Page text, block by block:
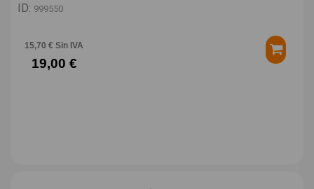
ID: 999550
15,70 € Sin IVA
19,00 €